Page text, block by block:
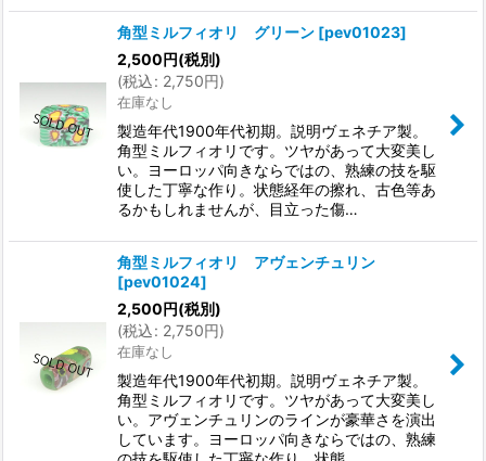
角型ミルフィオリ グリーン [pev01023]
2,500円(税別)
(税込: 2,750円)
在庫なし
製造年代1900年代初期。説明ヴェネチア製。
角型ミルフィオリです。ツヤがあって大変美し
い。ヨーロッパ向きならではの、熟練の技を駆
使した丁寧な作り。状態経年の擦れ、古色等あ
るかもしれませんが、目立った傷…
角型ミルフィオリ アヴェンチュリン
[pev01024]
2,500円(税別)
(税込: 2,750円)
在庫なし
製造年代1900年代初期。説明ヴェネチア製。
角型ミルフィオリです。ツヤがあって大変美し
い。アヴェンチュリンのラインが豪華さを演出
しています。ヨーロッパ向きならではの、熟練